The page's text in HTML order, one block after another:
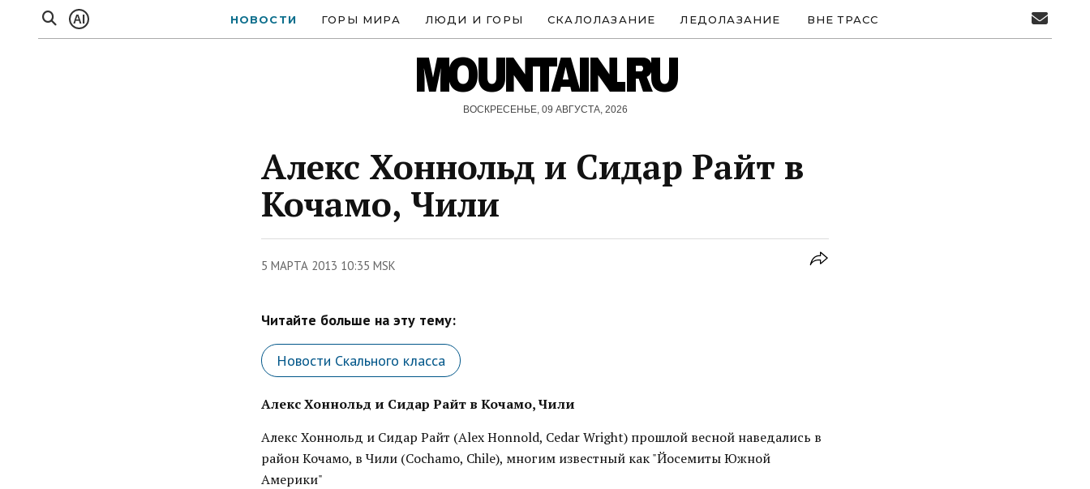
AI НОВОСТИ ГОРЫ МИРА ЛЮДИ И ГОРЫ СКАЛОЛАЗАНИЕ ЛЕДОЛАЗАНИЕ ВНЕ ТРАСС
MOUNTAIN.RU
ВОСКРЕСЕНЬЕ, 09 АВГУСТА, 2026
Алекс Хоннольд и Сидар Райт в
Кочамо, Чили
5 МАРТА 2013 10:35 MSK
Читайте больше на эту тему:
Новости Скального класса
Алекс Хоннольд и Сидар Райт в Кочамо, Чили
Алекс Хоннольд и Сидар Райт (Alex Honnold, Cedar Wright) прошлой весной наведались в
район Кочамо, в Чили (Cochamо, Chile), многим известный как "Йосемиты Южной
Америки"